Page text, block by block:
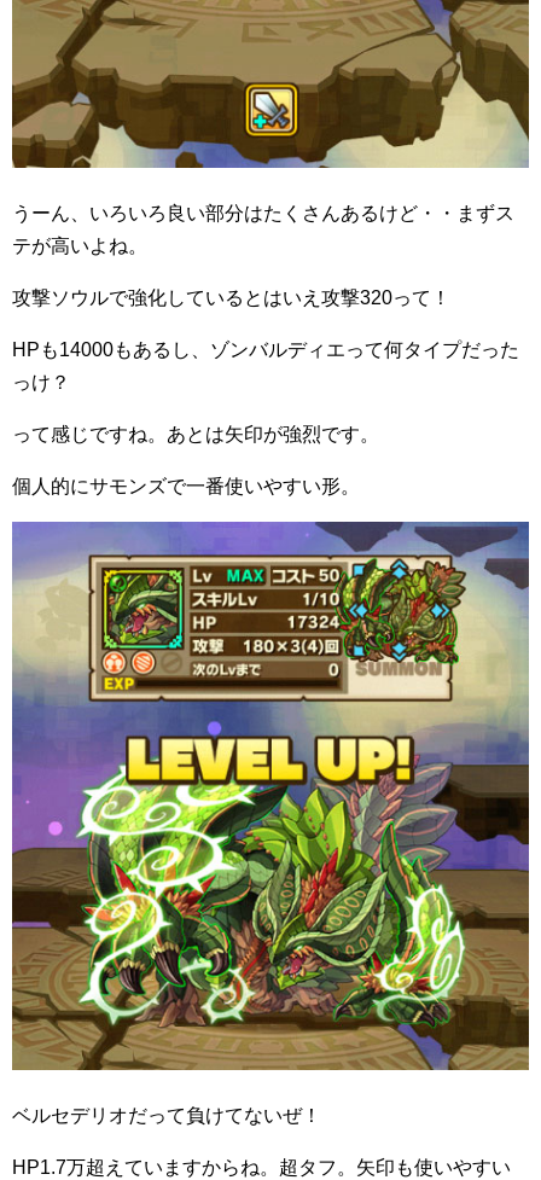
うーん、いろいろ良い部分はたくさんあるけど・・まずス
テが高いよね。
攻撃ソウルで強化しているとはいえ攻撃320って！
HPも14000もあるし、ゾンバルディエって何タイプだった
っけ？
って感じですね。あとは矢印が強烈です。
個人的にサモンズで一番使いやすい形。
ベルセデリオだって負けてないぜ！
HP1.7万超えていますからね。超タフ。矢印も使いやすい